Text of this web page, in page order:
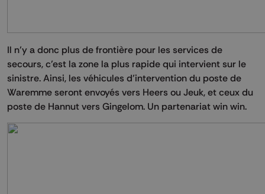
Il n’y a donc plus de frontière pour les services de
secours, c’est la zone la plus rapide qui intervient sur le
sinistre. Ainsi, les véhicules d’intervention du poste de
Waremme seront envoyés vers Heers ou Jeuk, et ceux du
poste de Hannut vers Gingelom. Un partenariat win win.